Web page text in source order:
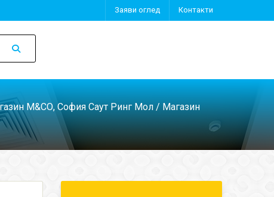
Заяви оглед Контакти
M&CО, София Саут Ринг Мол / Магазин